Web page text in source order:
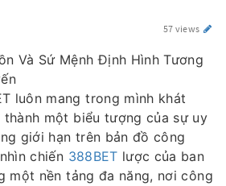
57 views
Và Sứ Mệnh Định Hình Tương
luôn mang trong mình khát
một biểu tượng của sự uy
giới hạn trên bản đồ công
chiến 388BET lược của ban
một nền tảng đa năng, nơi công